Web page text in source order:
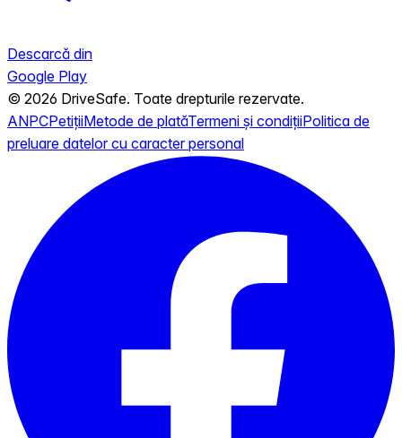
Descarcă din
Google Play
© 2026 DriveSafe. Toate drepturile rezervate.
ANPCPetițiiMetode de platăTermeni și condițiiPolitica de
preluare datelor cu caracter personal